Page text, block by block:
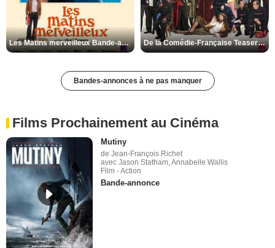
Les Matins merveilleux Bande-annonce VF De la Comédie-Française Teaser VF
Bandes-annonces à ne pas manquer
Films Prochainement au Cinéma
Mutiny
de Jean-François Richet
avec Jason Statham, Annabelle Wallis
Film - Action
Bande-annonce